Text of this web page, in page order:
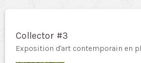
Collector #3
Exposition d'art contemporain en